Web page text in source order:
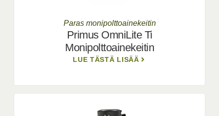
Paras monipolttoainekeitin
Primus OmniLite Ti
Monipolttoainekeitin
LUE TÄSTÄ LISÄÄ